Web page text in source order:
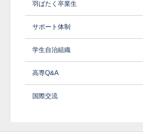
羽ばたく卒業生
サポート体制
学生自治組織
高専Q&A
国際交流